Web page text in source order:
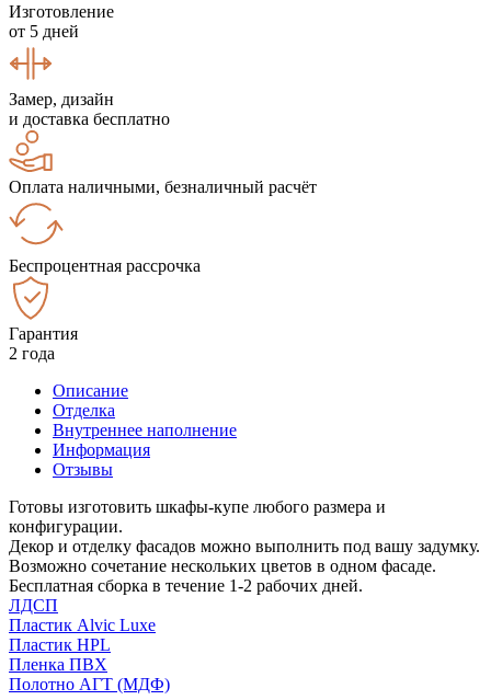
Изготовление
от 5 дней
Замер, дизайн
и доставка бесплатно
Оплата наличными, безналичный расчёт
Беспроцентная рассрочка
Гарантия
2 года
Описание
Отделка
Внутреннее наполнение
Информация
Отзывы
Готовы изготовить шкафы-купе любого размера и
конфигурации.
Декор и отделку фасадов можно выполнить под вашу задумку.
Возможно сочетание нескольких цветов в одном фасаде.
Бесплатная сборка в течение 1-2 рабочих дней.
ЛДСП
Пластик Alvic Luxe
Пластик HPL
Пленка ПВХ
Полотно АГТ (МДФ)